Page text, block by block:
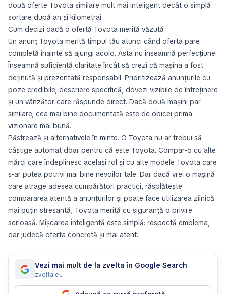
două oferte Toyota similare mult mai inteligent decât o simplă
sortare după an și kilometraj.
Cum decizi dacă o ofertă Toyota merită văzută
Un anunț Toyota merită timpul tău atunci când oferta pare
completă înainte să ajungi acolo. Asta nu înseamnă perfecțiune.
Înseamnă suficientă claritate încât să crezi că mașina a fost
deținută și prezentată responsabil. Prioritizează anunțurile cu
poze credibile, descriere specifică, dovezi vizibile de întreținere
și un vânzător care răspunde direct. Dacă două mașini par
similare, cea mai bine documentată este de obicei prima
vizionare mai bună.
Păstrează și alternativele în minte. O Toyota nu ar trebui să
câștige automat doar pentru că este Toyota. Compar-o cu alte
mărci care îndeplinesc același rol și cu alte modele Toyota care
s-ar putea potrivi mai bine nevoilor tale. Dar dacă vrei o mașină
care atrage adesea cumpărători practici, răsplătește
compararea atentă a anunțurilor și poate face utilizarea zilnică
mai puțin stresantă, Toyota merită cu siguranță o privire
serioasă. Mișcarea inteligentă este simplă: respectă emblema,
dar judecă oferta concretă și mai atent.
Vezi mai mult de la zvelta în Google Search
zvelta.eu